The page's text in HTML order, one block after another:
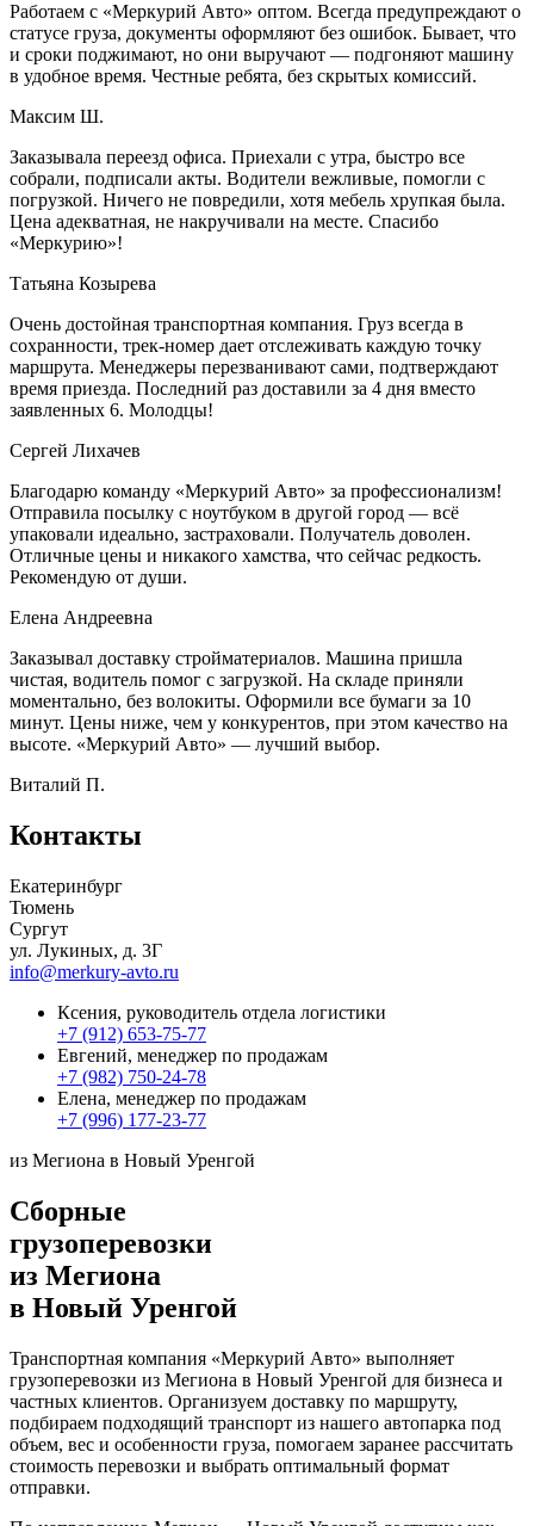
Работаем с «Меркурий Авто» оптом. Всегда предупреждают о
статусе груза, документы оформляют без ошибок. Бывает, что
и сроки поджимают, но они выручают — подгоняют машину
в удобное время. Честные ребята, без скрытых комиссий.
Максим Ш.
Заказывала переезд офиса. Приехали с утра, быстро все
собрали, подписали акты. Водители вежливые, помогли с
погрузкой. Ничего не повредили, хотя мебель хрупкая была.
Цена адекватная, не накручивали на месте. Спасибо
«Меркурию»!
Татьяна Козырева
Очень достойная транспортная компания. Груз всегда в
сохранности, трек-номер дает отслеживать каждую точку
маршрута. Менеджеры перезванивают сами, подтверждают
время приезда. Последний раз доставили за 4 дня вместо
заявленных 6. Молодцы!
Сергей Лихачев
Благодарю команду «Меркурий Авто» за профессионализм!
Отправила посылку с ноутбуком в другой город — всё
упаковали идеально, застраховали. Получатель доволен.
Отличные цены и никакого хамства, что сейчас редкость.
Рекомендую от души.
Елена Андреевна
Заказывал доставку стройматериалов. Машина пришла
чистая, водитель помог с загрузкой. На складе приняли
моментально, без волокиты. Оформили все бумаги за 10
минут. Цены ниже, чем у конкурентов, при этом качество на
высоте. «Меркурий Авто» — лучший выбор.
Виталий П.
Контакты
Екатеринбург
Тюмень
Сургут
ул. Лукиных, д. 3Г
info@merkury-avto.ru
Ксения, руководитель отдела логистики
+7 (912) 653-75-77
Евгений, менеджер по продажам
+7 (982) 750-24-78
Елена, менеджер по продажам
+7 (996) 177-23-77
из Мегиона в Новый Уренгой
Сборные
грузоперевозки
из Мегиона
в Новый Уренгой
Транспортная компания «Меркурий Авто» выполняет
грузоперевозки из Мегиона в Новый Уренгой для бизнеса и
частных клиентов. Организуем доставку по маршруту,
подбираем подходящий транспорт из нашего автопарка под
объем, вес и особенности груза, помогаем заранее рассчитать
стоимость перевозки и выбрать оптимальный формат
отправки.